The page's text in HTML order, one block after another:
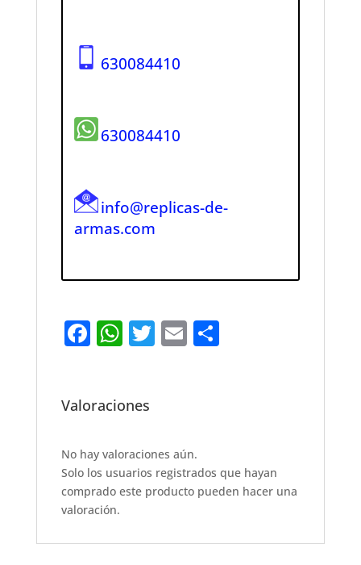
630084410
630084410
info@replicas-de-
armas.com
F
e
o
o
k
W
s
p
p
T E S
Valoraciones
No hay valoraciones aún.
Solo los usuarios registrados que hayan
comprado este producto pueden hacer una
valoración.